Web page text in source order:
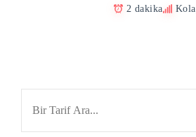
2 dakika